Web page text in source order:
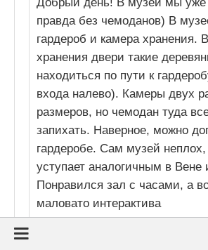
правда без чемоданов) В
гардероб и камера хранения.
хранения двери такие
находиться по пути к
входа налево). Камеры двух
размеров, но чемодан туда
запихать. Наверное, можно
гардеробе. Сам музей неплох,
уступает аналогичным в
Понравился зал с часами, а
маловато интерактива